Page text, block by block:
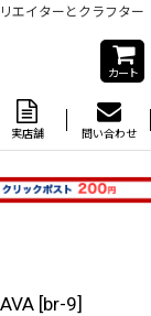
エイターとクラフター
カート
実店舗 問い合わせ
[br-9]